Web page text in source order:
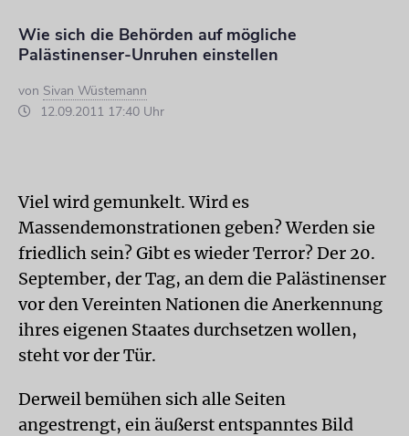
Wie sich die Behörden auf mögliche
Palästinenser-Unruhen einstellen
von Sivan Wüstemann
12.09.2011 17:40 Uhr
Viel wird gemunkelt. Wird es
Massendemonstrationen geben? Werden sie
friedlich sein? Gibt es wieder Terror? Der 20.
September, der Tag, an dem die Palästinenser
vor den Vereinten Nationen die Anerkennung
ihres eigenen Staates durchsetzen wollen,
steht vor der Tür.
Derweil bemühen sich alle Seiten
angestrengt, ein äußerst entspanntes Bild